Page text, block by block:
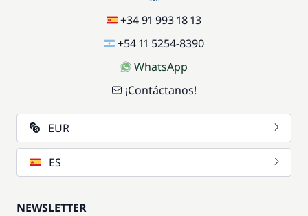
+34 91 993 18 13
+54 11 5254-8390
WhatsApp
¡Contáctanos!
EUR
ES
NEWSLETTER